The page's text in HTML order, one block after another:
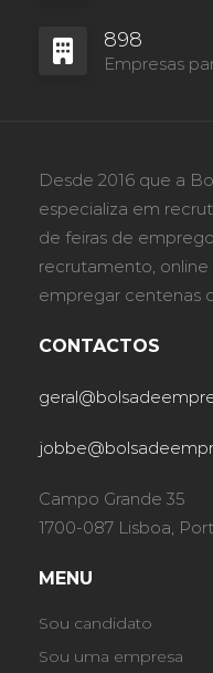
898
Empresas
Desde 2016 que a
especializa em
de feiras de
recrutamento,
empregar centenas
CONTACTOS
Campo Grande 35
1700-087 Lisboa,
MENU
Sou candidato
Sou uma empresa